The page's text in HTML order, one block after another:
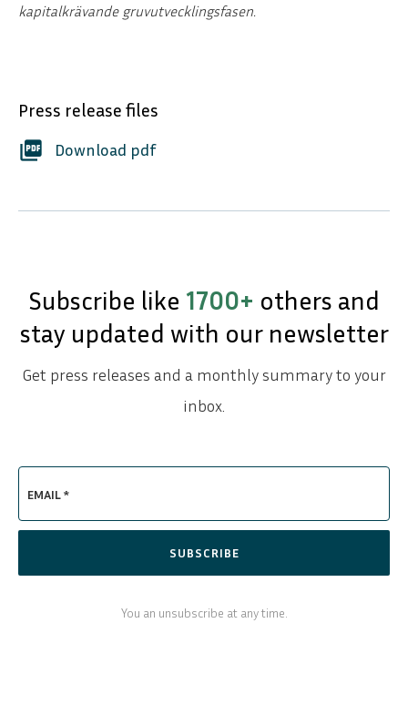
kapitalkrävande gruvutvecklingsfasen.
Press release files
picture_as_pdf Download pdf
Subscribe like 1700+ others and
stay updated with our newsletter
Get press releases and a monthly summary to your
inbox.
EMAIL *
SUBSCRIBE
You an unsubscribe at any time.